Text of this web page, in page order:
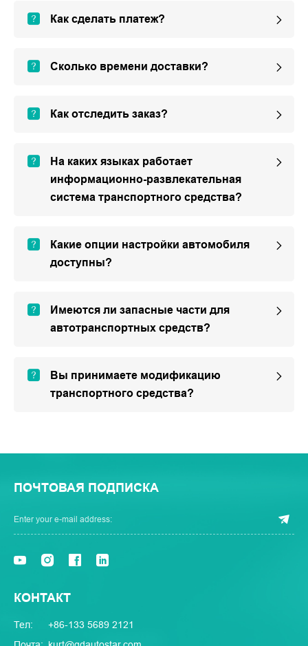
Как сделать платеж?
Сколько времени доставки?
Как отследить заказ?
На каких языках работает
информационно-развлекательная
система транспортного средства?
Какие опции настройки автомобиля
доступны?
Имеются ли запасные части для
автотранспортных средств?
Вы принимаете модификацию
транспортного средства?
ПОЧТОВАЯ ПОДПИСКА
КОНТАКТ
Тел:
+86-133 5689 2121